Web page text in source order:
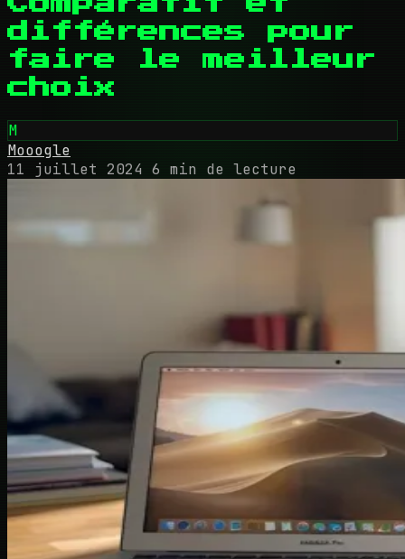
différences pour
faire le meilleur
choix
M
Mooogle
11 juillet 2024 6 min de lecture